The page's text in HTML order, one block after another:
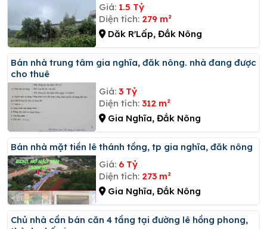
Giá: 1.5 Tỷ
Diện tích: 279 m²
Dăk R'Lấp, Đắk Nông
Bán nhà trung tâm gia nghĩa, đăk nông. nhà đang được
cho thuê
Giá: 3 Tỷ
Diện tích: 312 m²
Gia Nghĩa, Đắk Nông
Bán nhà mặt tiền lê thánh tồng, tp gia nghĩa, đăk nông
Giá: 6 Tỷ
Diện tích: 273 m²
Gia Nghĩa, Đắk Nông
Chủ nhà cần bán căn 4 tầng tại đường lê hồng phong,